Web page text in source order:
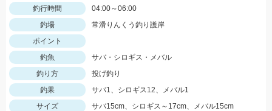
釣行時間
04:00～06:00
釣場
常滑りんくう釣り護岸
ポイント
釣魚
サバ・シロギス・メバル
釣り方
投げ釣り
釣果
サバ1、シロギス12、メバル1
サイズ
サバ15cm、シロギス～17cm、メバル15cm